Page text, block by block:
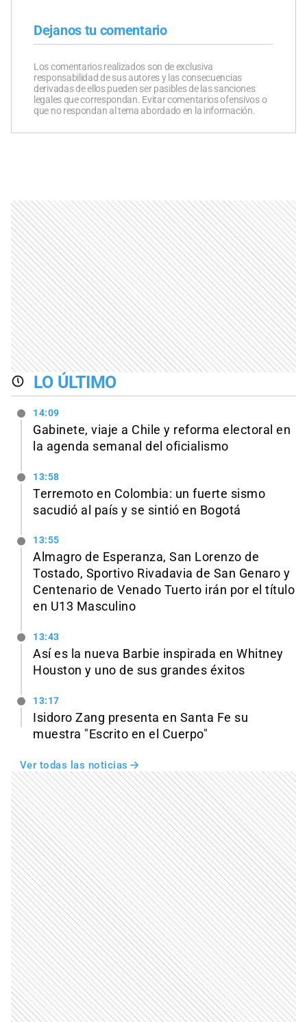
Dejanos tu comentario
Los comentarios realizados son de exclusiva
responsabilidad de sus autores y las consecuencias
derivadas de ellos pueden ser pasibles de las sanciones
legales que correspondan. Evitar comentarios ofensivos o
que no respondan al tema abordado en la información.
LO ÚLTIMO
14:09
Gabinete, viaje a Chile y reforma electoral en
la agenda semanal del oficialismo
13:58
Terremoto en Colombia: un fuerte sismo
sacudió al país y se sintió en Bogotá
13:55
Almagro de Esperanza, San Lorenzo de
Tostado, Sportivo Rivadavia de San Genaro y
Centenario de Venado Tuerto irán por el título
en U13 Masculino
13:43
Así es la nueva Barbie inspirada en Whitney
Houston y uno de sus grandes éxitos
13:17
Isidoro Zang presenta en Santa Fe su
muestra "Escrito en el Cuerpo"
Ver todas las noticias